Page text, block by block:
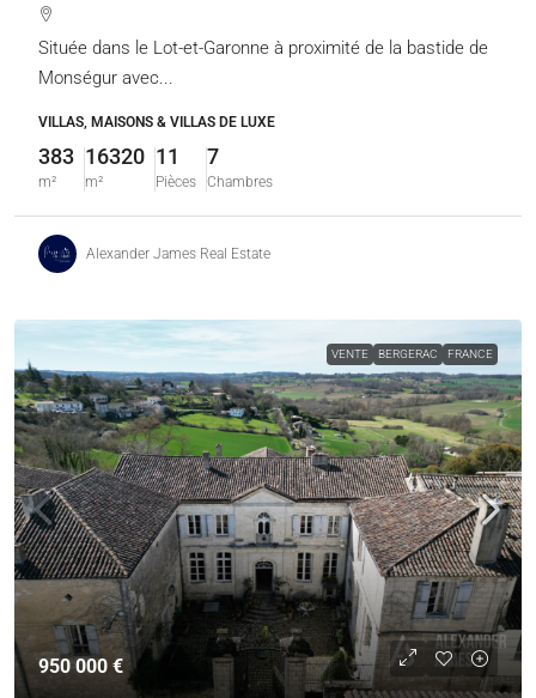
Située dans le Lot-et-Garonne à proximité de la bastide de
Monségur avec...
VILLAS, MAISONS & VILLAS DE LUXE
383
m²
16320
m²
11
Pièces
7
Chambres
Alexander James Real Estate
VENTE BERGERAC FRANCE
950 000 €